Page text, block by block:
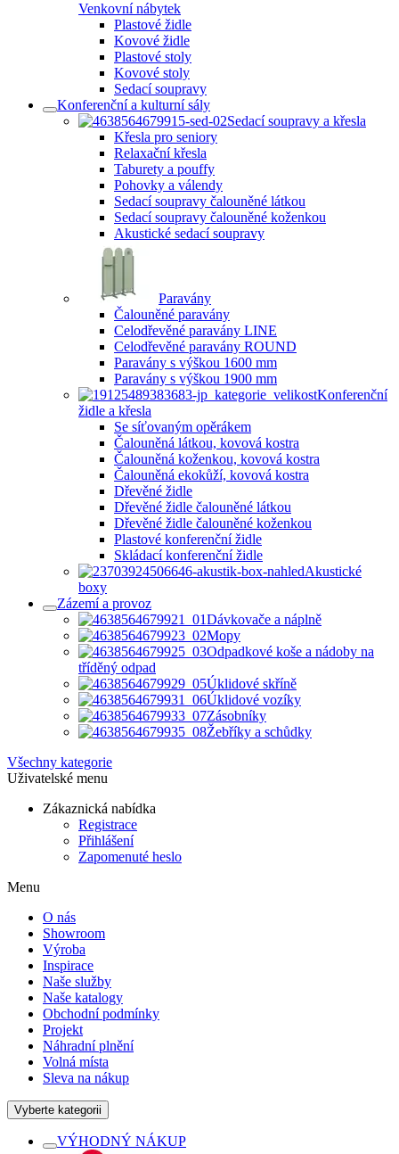
Venkovní nábytek
Plastové židle
Kovové židle
Plastové stoly
Kovové stoly
Sedací soupravy
Konferenční a kulturní sály
Sedací soupravy a křesla
Křesla pro seniory
Relaxační křesla
Taburety a pouffy
Pohovky a válendy
Sedací soupravy čalouněné látkou
Sedací soupravy čalouněné koženkou
Akustické sedací soupravy
Paravány
Čalouněné paravány
Celodřevěné paravány LINE
Celodřevěné paravány ROUND
Paravány s výškou 1600 mm
Paravány s výškou 1900 mm
Konferenční
židle a křesla
Se síťovaným opěrákem
Čalouněná látkou, kovová kostra
Čalouněná koženkou, kovová kostra
Čalouněná ekokůží, kovová kostra
Dřevěné židle
Dřevěné židle čalouněné látkou
Dřevěné židle čalouněné koženkou
Plastové konferenční židle
Skládací konferenční židle
Akustické
boxy
Zázemí a provoz
Dávkovače a náplně
Mopy
Odpadkové koše a nádoby na
tříděný odpad
Úklidové skříně
Úklidové vozíky
Zásobníky
Žebříky a schůdky
Všechny kategorie
Uživatelské menu
Zákaznická nabídka
Registrace
Přihlášení
Zapomenuté heslo
Menu
O nás
Showroom
Výroba
Inspirace
Naše služby
Naše katalogy
Obchodní podmínky
Projekt
Náhradní plnění
Volná místa
Sleva na nákup
Vyberte kategorii
VÝHODNÝ NÁKUP